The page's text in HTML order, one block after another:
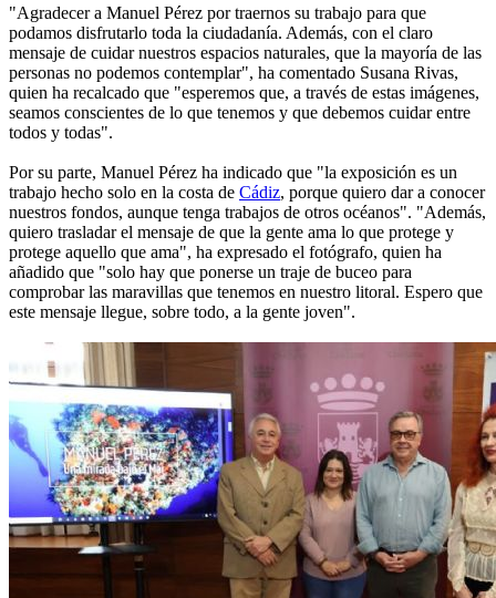
"Agradecer a Manuel Pérez por traernos su trabajo para que
podamos disfrutarlo toda la ciudadanía. Además, con el claro
mensaje de cuidar nuestros espacios naturales, que la mayoría de las
personas no podemos contemplar", ha comentado Susana Rivas,
quien ha recalcado que "esperemos que, a través de estas imágenes,
seamos conscientes de lo que tenemos y que debemos cuidar entre
todos y todas".
Por su parte, Manuel Pérez ha indicado que "la exposición es un
trabajo hecho solo en la costa de Cádiz, porque quiero dar a conocer
nuestros fondos, aunque tenga trabajos de otros océanos". "Además,
quiero trasladar el mensaje de que la gente ama lo que protege y
protege aquello que ama", ha expresado el fotógrafo, quien ha
añadido que "solo hay que ponerse un traje de buceo para
comprobar las maravillas que tenemos en nuestro litoral. Espero que
este mensaje llegue, sobre todo, a la gente joven".